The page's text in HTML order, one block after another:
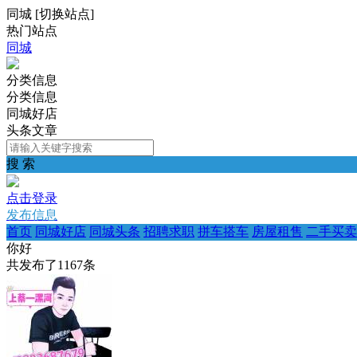
同城 [切换站点]
热门站点
同城
分类信息
分类信息
同城好店
头条文章
搜 索
点击登录
发布信息
首页 同城好店 同城头条 招聘求职 拼车搭车 房屋租售 二手买卖
你好
共发布了1167条